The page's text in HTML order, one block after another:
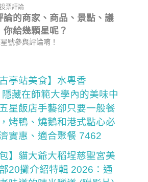
票評論
論的商家、商品、景點、議
你給幾顆星呢？
號參與評論唷！
古亭站美食】水粵香
藏在師範大學內的美味中
星飯店手藝卻只要一般餐
烤鴨、燒鵝和港式點心必
實惠、適合聚餐 7462
包】貓大爺大稻埕慈聖宮美
20攤介紹特輯 2026：通